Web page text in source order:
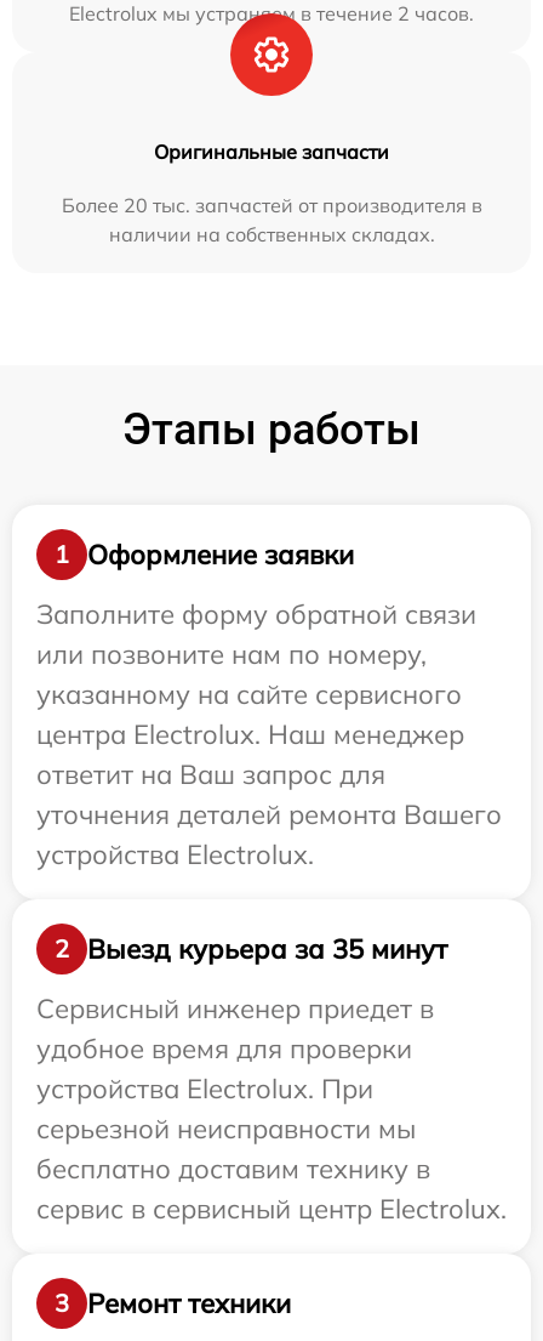
Electrolux мы устраняем в течение 2 часов.
Оригинальные запчасти
Более 20 тыс. запчастей от производителя в
наличии на собственных складах.
Этапы работы
1
Оформление заявки
Заполните форму обратной связи
или позвоните нам по номеру,
указанному на сайте сервисного
центра Electrolux. Наш менеджер
ответит на Ваш запрос для
уточнения деталей ремонта Вашего
устройства Electrolux.
2
Выезд курьера за 35 минут
Сервисный инженер приедет в
удобное время для проверки
устройства Electrolux. При
серьезной неисправности мы
бесплатно доставим технику в
сервис в сервисный центр Electrolux.
3 Ремонт техники